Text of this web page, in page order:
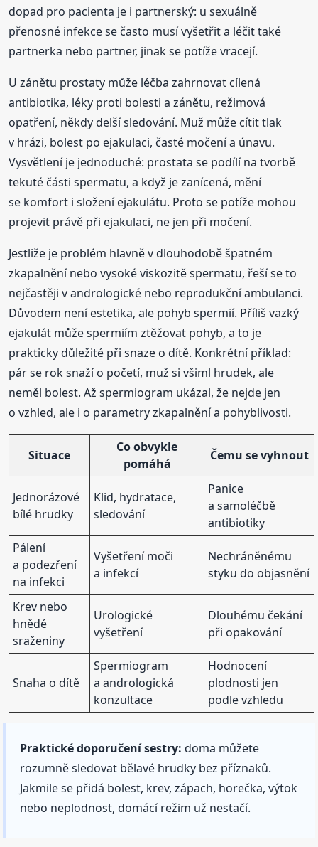
dopad pro pacienta je i partnerský: u sexuálně
přenosné infekce se často musí vyšetřit a léčit také
partnerka nebo partner, jinak se potíže vracejí.
U zánětu prostaty může léčba zahrnovat cílená
antibiotika, léky proti bolesti a zánětu, režimová
opatření, někdy delší sledování. Muž může cítit tlak
v hrázi, bolest po ejakulaci, časté močení a únavu.
Vysvětlení je jednoduché: prostata se podílí na tvorbě
tekuté části spermatu, a když je zanícená, mění
se komfort i složení ejakulátu. Proto se potíže mohou
projevit právě při ejakulaci, ne jen při močení.
Jestliže je problém hlavně v dlouhodobě špatném
zkapalnění nebo vysoké viskozitě spermatu, řeší se to
nejčastěji v andrologické nebo reprodukční ambulanci.
Důvodem není estetika, ale pohyb spermií. Příliš vazký
ejakulát může spermiím ztěžovat pohyb, a to je
prakticky důležité při snaze o dítě. Konkrétní příklad:
pár se rok snaží o početí, muž si všiml hrudek, ale
neměl bolest. Až spermiogram ukázal, že nejde jen
o vzhled, ale i o parametry zkapalnění a pohyblivosti.
Situace
Co obvykle
pomáhá
Čemu se vyhnout
Jednorázové
bílé hrudky
Klid, hydratace,
sledování
Panice
a samoléčbě
antibiotiky
Pálení
a podezření
na infekci
Vyšetření moči
a infekcí
Nechráněnému
styku do objasnění
Krev nebo
hnědé
sraženiny
Urologické
vyšetření
Dlouhému čekání
při opakování
Snaha o dítě
Spermiogram
a andrologická
konzultace
Hodnocení
plodnosti jen
podle vzhledu
Praktické doporučení sestry: doma můžete
rozumně sledovat bělavé hrudky bez příznaků.
Jakmile se přidá bolest, krev, zápach, horečka, výtok
nebo neplodnost, domácí režim už nestačí.